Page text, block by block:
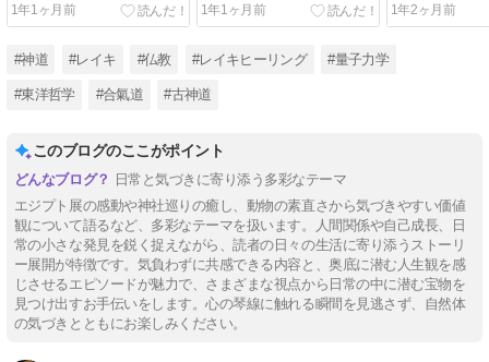
1年1ヶ月前 1年1ヶ月前 1年2ヶ月前
#神道 #レイキ #仏教 #レイキヒーリング #量子力学
#東洋哲学 #合氣道 #古神道
このブログのここがポイント
日常と気づきに寄り添う多彩なテーマ
エジプト展の感動や神社巡りの癒し、動物の素直さから気づきやすい価値
観について語るなど、多彩なテーマを扱います。人間関係や自己成長、日
常の小さな発見を鋭く捉えながら、読者の日々の生活に寄り添うストーリ
ー展開が特徴です。気負わずに共感できる内容と、奥底に潜む人生観を感
じさせるエピソードが魅力で、さまざまな視点から日常の中に潜む宝物を
見つけ出すお手伝いをします。心の琴線に触れる瞬間を見逃さず、自然体
の気づきとともにお楽しみください。